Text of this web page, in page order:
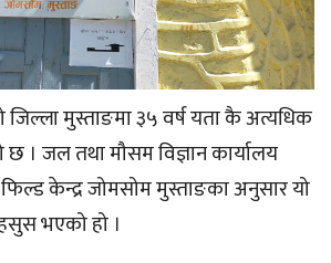
जिल्ला मुस्ताङमा ३५ वर्ष यता कै अत्यधिक
। जल तथा मौसम विज्ञान कार्यालय
फिल्ड केन्द्र जोमसोम मुस्ताङका अनुसार यो
भएको हो ।